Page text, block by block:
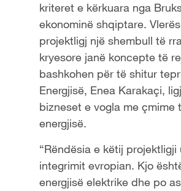
kriteret e kërkuara nga
ekonominë shqiptare.
projektligj një shembull të
kryesore janë koncepte të
bashkohen për të shitur
Energjisë, Enea Karakaçi,
bizneset e vogla me çmime
energjisë.
“Rëndësia e këtij
integrimit evropian. Kjo
energjisë elektrike dhe po